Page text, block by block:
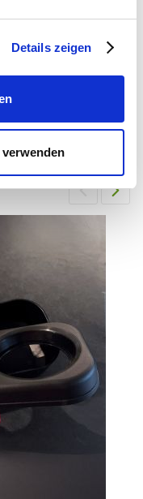
Details zeigen